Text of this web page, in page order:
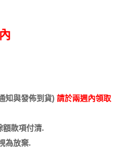
知與發佈到貨) 請於兩週內領取
額款項付清.
為放棄.